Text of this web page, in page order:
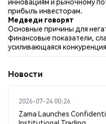
нейтральными по
твитах.
прибыль инвесторам.
Медведи говорят
Основные причины для
финансовые показатели,
усиливающаяся
Новости
2026-07-24 00:26
Zama Launches